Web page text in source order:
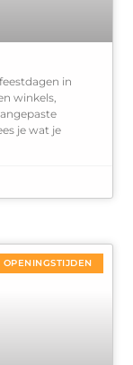
in
winkels,
je wat je
OPENINGSTIJDEN